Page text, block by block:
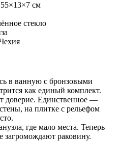
55×13×7 см
стекло
в ванную с бронзовыми
как единый комплект.
доверие. Единственное —
на плитке с рельефом
где мало места. Теперь
раковину.